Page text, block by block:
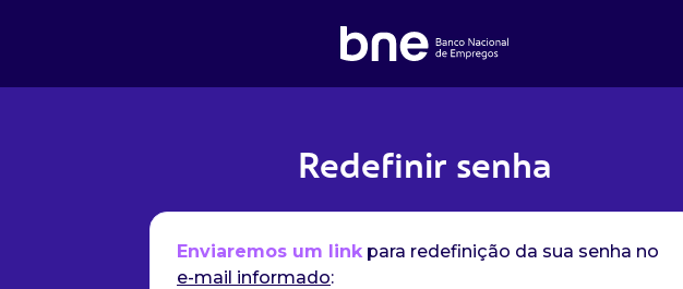
Redefinir senha
Enviaremos um linkpara redefinição da sua senha no
e-mail informado: